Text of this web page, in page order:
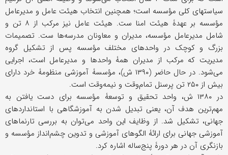
سیاستهای کلی مؤسسه است؛ همچنین انتخاب هیئت عامل و مدیرعامل
مؤسسه بر عهدۀ هیئت امنا ست. هیئت عامل نیز مرکب از ۸ تن و
شامل مدیرعامل مؤسسه، مدیران و معاونان مدرسه‌ها ست. تصمیمات
بزرگ و کوچک در واحدهای مختلف مؤسسه پس از تشکیل گروه
مدیریت که مرکب از مدیران همۀ واحدها و مدیرعامل است، اجرایی
می‌شود. در حال حاضر (۱۳۹۰ ش)، مؤسسۀ آموزشی منظومۀ خرد دارای
بیش از ۲۵۰ تن پرسنل تمام‌وقت و نیمه‌وقت است.
در ۱۳۸۰ ش، واحد تحقیق و توسعۀ مؤسسه برای دست یافتن به
مهم‌ترین هدف آن، یعنی تبدیل شدن به آموزشگاهی با استانداردهای
جهانی، تشکیل شد. از وظایف این واحد می‌توان به بررسی تارنماهای
آموزشی جهانی برای ارائۀ الگوهای آموزشی و تدوین چشم‌انداز مؤسسه و
بازنگری آن در هر دورۀ پنج‌ساله اشاره کرد.